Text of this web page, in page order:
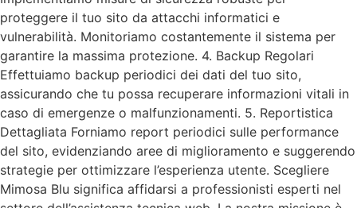
proteggere il tuo sito da attacchi informatici e
vulnerabilità. Monitoriamo costantemente il sistema per
garantire la massima protezione. 4. Backup Regolari
Effettuiamo backup periodici dei dati del tuo sito,
assicurando che tu possa recuperare informazioni vitali in
caso di emergenze o malfunzionamenti. 5. Reportistica
Dettagliata Forniamo report periodici sulle performance
del sito, evidenziando aree di miglioramento e suggerendo
strategie per ottimizzare l’esperienza utente. Scegliere
Mimosa Blu significa affidarsi a professionisti esperti nel